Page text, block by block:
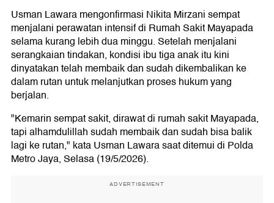
Usman Lawara mengonfirmasi Nikita Mirzani sempat
menjalani perawatan intensif di Rumah Sakit Mayapada
selama kurang lebih dua minggu. Setelah menjalani
serangkaian tindakan, kondisi ibu tiga anak itu kini
dinyatakan telah membaik dan sudah dikembalikan ke
dalam rutan untuk melanjutkan proses hukum yang
berjalan.
"Kemarin sempat sakit, dirawat di rumah sakit Mayapada,
tapi alhamdulillah sudah membaik dan sudah bisa balik
lagi ke rutan," kata Usman Lawara saat ditemui di Polda
Metro Jaya, Selasa (19/5/2026).
ADVERTISEMENT